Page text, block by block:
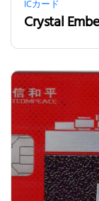
ICカード
Crystal